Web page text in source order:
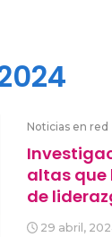
Noticias en red
altas que
de
29 abril,